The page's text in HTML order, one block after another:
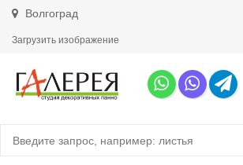
Волгоград
Загрузить изображение